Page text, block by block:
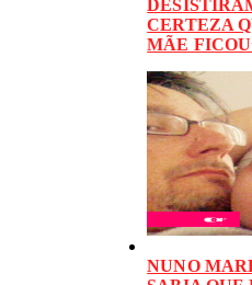
CERTEZA
MÃE
NUNO